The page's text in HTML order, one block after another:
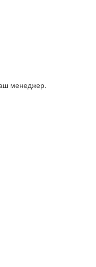
менеджер.